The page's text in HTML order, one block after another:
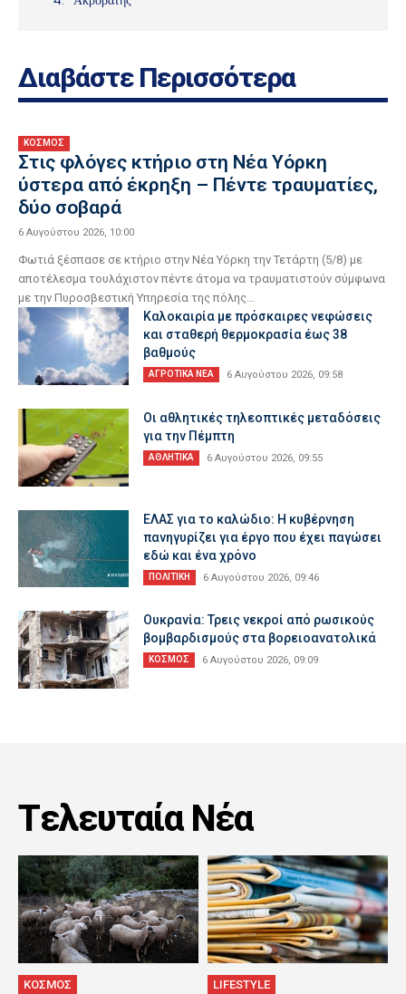
Διαβάστε Περισσότερα
ΚΟΣΜΟΣ
Στις φλόγες κτήριο στη Νέα Υόρκη
ύστερα από έκρηξη – Πέντε τραυματίες,
δύο σοβαρά
6 Αυγούστου 2026, 10:00
Φωτιά ξέσπασε σε κτήριο στην Νέα Υόρκη την Τετάρτη (5/8) με
αποτέλεσμα τουλάχιστον πέντε άτομα να τραυματιστούν σύμφωνα
με την Πυροσβεστική Υπηρεσία της πόλης...
Καλοκαιρία με πρόσκαιρες νεφώσεις
και σταθερή θερμοκρασία έως 38
βαθμούς
ΑΓΡΟΤΙΚΑ ΝΕΑ 6 Αυγούστου 2026, 09:58
Οι αθλητικές τηλεοπτικές μεταδόσεις
για την Πέμπτη
ΑΘΛΗΤΙΚΑ 6 Αυγούστου 2026, 09:55
ΕΛΑΣ για το καλώδιο: Η κυβέρνηση
πανηγυρίζει για έργο που έχει παγώσει
εδώ και ένα χρόνο
ΠΟΛΙΤΙΚΗ 6 Αυγούστου 2026, 09:46
Ουκρανία: Τρεις νεκροί από ρωσικούς
βομβαρδισμούς στα βορειοανατολικά
ΚΟΣΜΟΣ 6 Αυγούστου 2026, 09:09
Tελευταία Nέα
ΚΟΣΜΟΣ LIFESTYLE